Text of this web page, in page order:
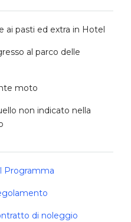
ai pasti ed extra in Hotel
al parco delle
moto
non indicato nella
Programma
di noleggio